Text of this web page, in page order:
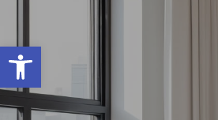
Abrir barra de